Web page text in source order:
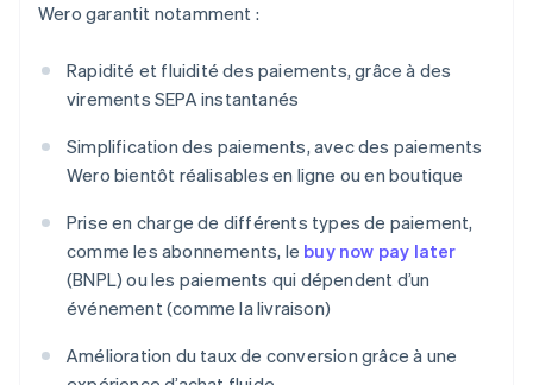
Wero garantit notamment :
Rapidité et fluidité des paiements, grâce à des
virements SEPA instantanés
Simplification des paiements, avec des paiements
Wero bientôt réalisables en ligne ou en boutique
Prise en charge de différents types de paiement,
comme les abonnements, le buy now pay later
(BNPL) ou les paiements qui dépendent d’un
événement (comme la livraison)
Amélioration du taux de conversion grâce à une